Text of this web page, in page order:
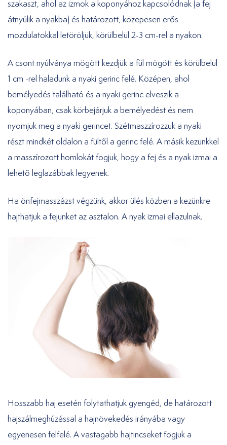
szakaszt, ahol az izmok a koponyához kapcsolódnak (a fej
átnyúlik a nyakba) és határozott, közepesen erős
mozdulatokkal letöröljük, körülbelül 2-3 cm-rel a nyakon.
A csont nyúlványa mögött kezdjük a fül mögött és körülbelül
1 cm -rel haladunk a nyaki gerinc felé. Középen, ahol
bemélyedés található és a nyaki gerinc elveszik a
koponyában, csak körbejárjuk a bemélyedést és nem
nyomjuk meg a nyaki gerincet. Szétmaszzírozzuk a nyaki
részt mindkét oldalon a fültől a gerinc felé. A másik kezünkkel
a masszírozott homlokát fogjuk, hogy a fej és a nyak izmai a
lehető leglazábbak legyenek.
Ha önfejmasszázst végzünk, akkor ülés közben a kezünkre
hajthatjuk a fejünket az asztalon. A nyak izmai ellazulnak.
Hosszabb haj esetén folytathatjuk gyengéd, de határozott
hajszálmeghúzással a hajnövekedés irányába vagy
egyenesen felfelé. A vastagabb hajtincseket fogjuk a